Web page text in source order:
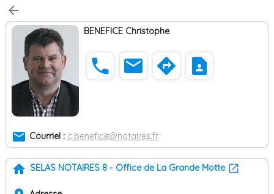
arrow_back
BENEFICE Christophe
phone email directions contact_page
email Courriel : c.benefice@notaires.fr
home SELAS NOTAIRES 8 - Office de La Grande Motte